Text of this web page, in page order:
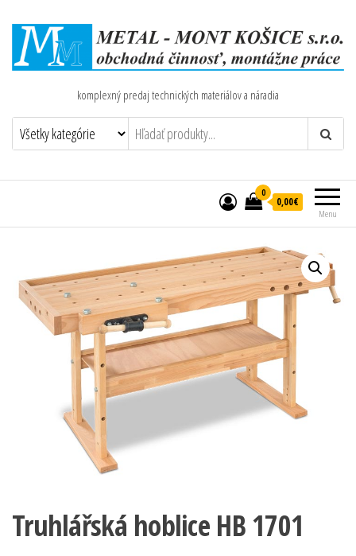
komplexný predaj technických materiálov a náradia
Menu
0
0,00€
Truhlářská hoblice HB 1701